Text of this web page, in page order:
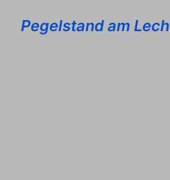
Pegelstand am Lech